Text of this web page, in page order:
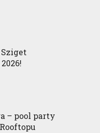
Sziget
– pool party